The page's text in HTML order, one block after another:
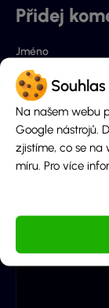
Na našem webu
Google nástrojů.
zjistíme, co se
míru. Pro více
Přidej
Jméno
E-mail (nebude